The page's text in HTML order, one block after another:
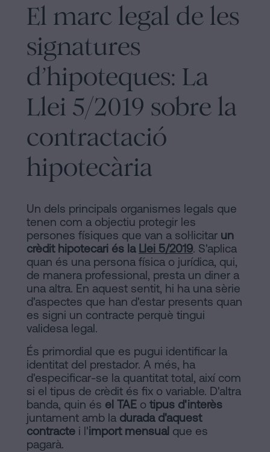
Manifest
Legal
Avis
Legal
Personalizar
cookies
nos
xarxes
socials
societats
Tramitar
una
herència
cinc
Es
pot
signar
sense
cèdula
d’habitabilitat?
Contactar
El marc legal de les
signatures
d’hipoteques: La
Llei 5/2019 sobre la
contractació
hipotecària
Un dels principals organismes legals que
tenen com a objectiu protegir les
persones físiques que van a sol·licitar un
crèdit hipotecari és la Llei 5/2019. S'aplica
quan és una persona física o jurídica, qui,
de manera professional, presta un diner a
una altra. En aquest sentit, hi ha una sèrie
d'aspectes que han d'estar presents quan
es signi un contracte perquè tingui
validesa legal.
És primordial que es pugui identificar la
identitat del prestador. A més, ha
d'especificar-se la quantitat total, així com
si el tipus de crèdit és fix o variable. D'altra
banda, quin és el TAE o tipus d'interès
juntament amb la durada d'aquest
contracte i l'import mensual que es
pagarà.